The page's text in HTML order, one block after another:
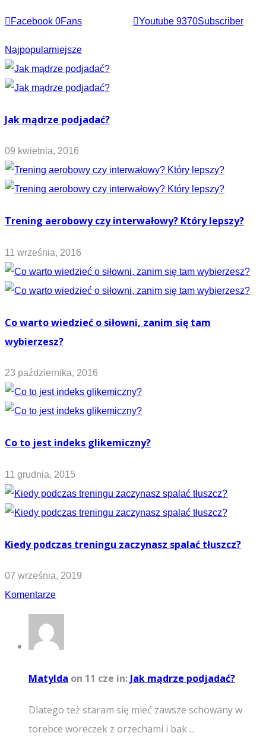
Facebook 0Fans Youtube 9370Subscriber
Najpopularniejsze
Jak mądrze podjadać?
09 kwietnia, 2016
Trening aerobowy czy interwałowy? Który lepszy?
11 września, 2016
Co warto wiedzieć o siłowni, zanim się tam
wybierzesz?
23 października, 2016
Co to jest indeks glikemiczny?
11 grudnia, 2015
Kiedy podczas treningu zaczynasz spalać tłuszcz?
07 września, 2019
Komentarze
Matylda on 11 cze in: Jak mądrze podjadać?
Dlatego też staram się mieć zawsze schowany w
torebce woreczek z orzechami i bak ...